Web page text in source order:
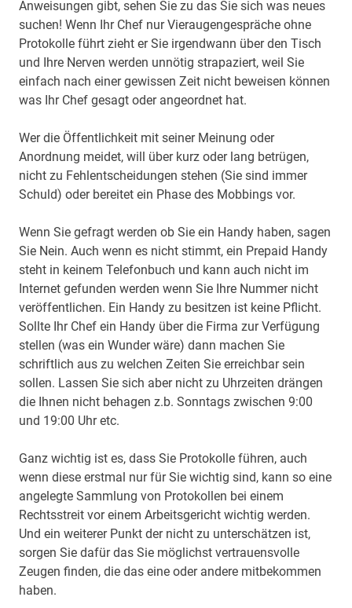
Anweisungen gibt, sehen Sie zu das Sie sich was neues
suchen! Wenn Ihr Chef nur Vieraugengespräche ohne
Protokolle führt zieht er Sie irgendwann über den Tisch
und Ihre Nerven werden unnötig strapaziert, weil Sie
einfach nach einer gewissen Zeit nicht beweisen können
was Ihr Chef gesagt oder angeordnet hat.
Wer die Öffentlichkeit mit seiner Meinung oder
Anordnung meidet, will über kurz oder lang betrügen,
nicht zu Fehlentscheidungen stehen (Sie sind immer
Schuld) oder bereitet ein Phase des Mobbings vor.
Wenn Sie gefragt werden ob Sie ein Handy haben, sagen
Sie Nein. Auch wenn es nicht stimmt, ein Prepaid Handy
steht in keinem Telefonbuch und kann auch nicht im
Internet gefunden werden wenn Sie Ihre Nummer nicht
veröffentlichen. Ein Handy zu besitzen ist keine Pflicht.
Sollte Ihr Chef ein Handy über die Firma zur Verfügung
stellen (was ein Wunder wäre) dann machen Sie
schriftlich aus zu welchen Zeiten Sie erreichbar sein
sollen. Lassen Sie sich aber nicht zu Uhrzeiten drängen
die Ihnen nicht behagen z.b. Sonntags zwischen 9:00
und 19:00 Uhr etc.
Ganz wichtig ist es, dass Sie Protokolle führen, auch
wenn diese erstmal nur für Sie wichtig sind, kann so eine
angelegte Sammlung von Protokollen bei einem
Rechtsstreit vor einem Arbeitsgericht wichtig werden.
Und ein weiterer Punkt der nicht zu unterschätzen ist,
sorgen Sie dafür das Sie möglichst vertrauensvolle
Zeugen finden, die das eine oder andere mitbekommen
haben.